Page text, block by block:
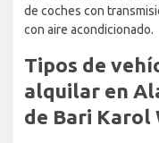
de coches con
con aire acondicionado.
Tipos de
alquilar en
de Bari Karol